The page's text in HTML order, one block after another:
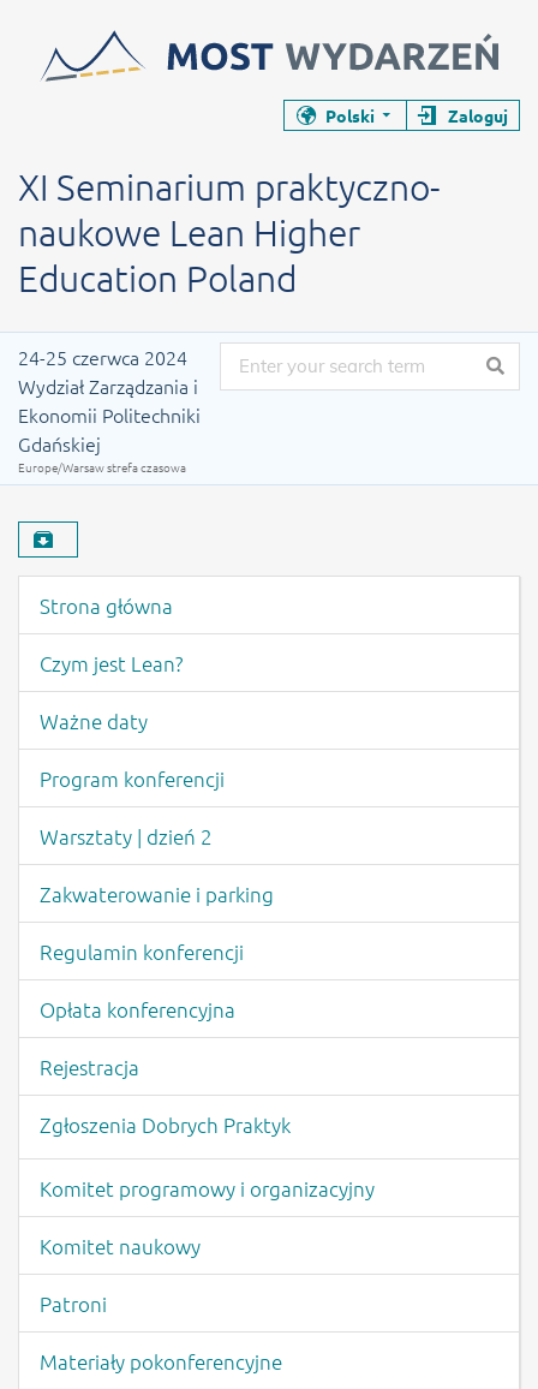
Polski Zaloguj
XI Seminarium praktyczno-
naukowe Lean Higher
Education Poland
Data wydarzenia
24-25 czerwca 2024
Wydział Zarządzania i
Ekonomii Politechniki
Gdańskiej
Europe/Warsaw strefa czasowa
Pobierz materiał
Strona główna
Czym jest Lean?
Ważne daty
Program konferencji
Warsztaty | dzień 2
Zakwaterowanie i parking
Regulamin konferencji
Opłata konferencyjna
Rejestracja
Zgłoszenia Dobrych Praktyk
Komitet programowy i organizacyjny
Komitet naukowy
Patroni
Materiały pokonferencyjne